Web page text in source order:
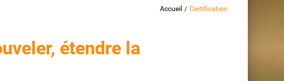
Accueil Certification
étendre la